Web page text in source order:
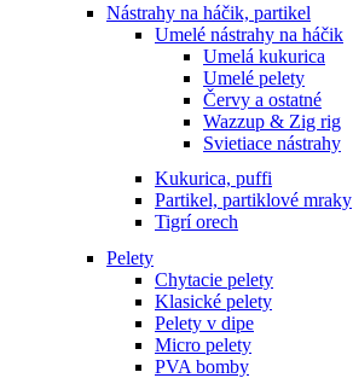
Nástrahy na háčik, partikel
Umelé nástrahy na háčik
Umelá kukurica
Umelé pelety
Červy a ostatné
Wazzup & Zig rig
Svietiace nástrahy
Kukurica, puffi
Partikel, partiklové mraky
Tigrí orech
Pelety
Chytacie pelety
Klasické pelety
Pelety v dipe
Micro pelety
PVA bomby